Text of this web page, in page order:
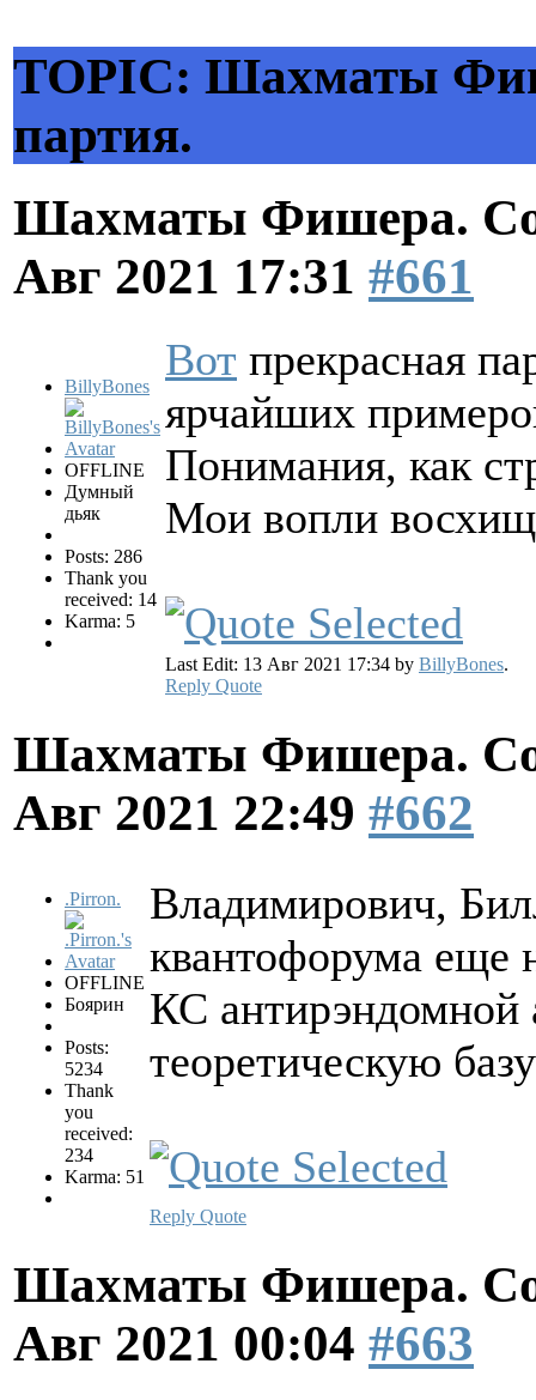
TOPIC: Шахматы
партия.
Шахматы Фишера.
Авг 2021 17:31 #661
BillyBones
OFFLINE
Думный
дьяк
Posts: 286
Thank you
received: 14
Karma: 5
Вот прекрасная
ярчайших
Понимания, как
Мои вопли
Last Edit: 13 Авг 2021 17:34 by BillyBones.
Reply Quote
Шахматы Фишера.
Авг 2021 22:49 #662
.Pirron.
OFFLINE
Боярин
Posts:
5234
Thank
you
received:
234
Karma: 51
Владимирович,
квантофорума еще
КС антирэндомной
теоретическую
Reply Quote
Шахматы Фишера.
Авг 2021 00:04 #663